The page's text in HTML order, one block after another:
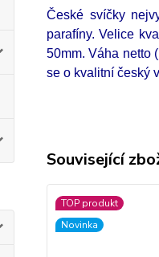
České svíčky
parafíny. Velice
50mm.Váha netto
se o kvalitní český
Související
TOP produkt
Novinka